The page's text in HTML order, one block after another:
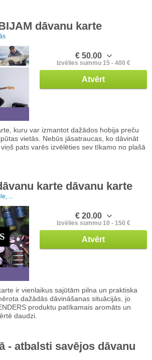
dāvanu karte
€ 50.00
Izvēlies summu 15 - 400 €
Atvērt
kuru var izmantot dažādos hobija preču
vietās. Nebūs jāsatraucas, ko dāvināt
pats varēs izvēlēties sev tīkamo no plašā
karte dāvanu karte
...
€ 20.00
Izvēlies summu 10 - 150 €
Atvērt
ir vienlaikus sajūtām pilna un praktiska
dažādās dāvināšanas situācijās, jo
produktu patīkamais aromāts un
daudzi.
- atbalsti savējos dāvanu